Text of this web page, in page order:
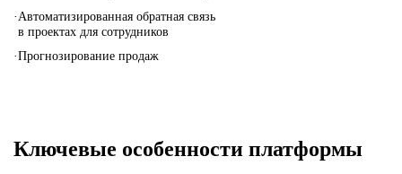
· Автоматизированная обратная связь
в проектах для сотрудников
·Прогнозирование продаж
Ключевые особенности платформы